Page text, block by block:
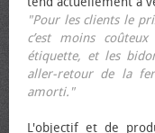
"Pour les clients le
c’est moins
étiquette, et les
aller-retour de la
amorti."
L'objectif et de